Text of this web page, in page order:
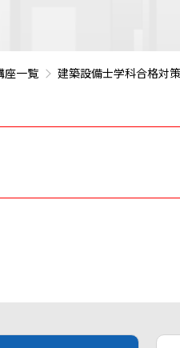
座一覧 建築設備士学科合格対